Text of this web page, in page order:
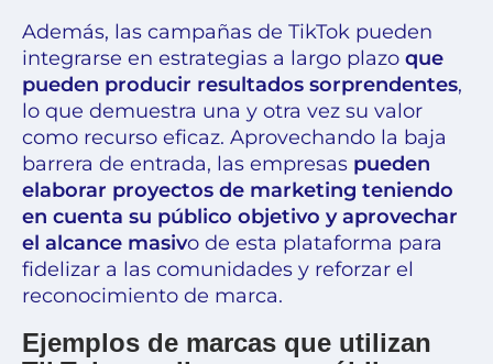
Además, las campañas de TikTok pueden
integrarse en estrategias a largo plazo que
pueden producir resultados sorprendentes,
lo que demuestra una y otra vez su valor
como recurso eficaz. Aprovechando la baja
barrera de entrada, las empresas pueden
elaborar proyectos de marketing teniendo
en cuenta su público objetivo y aprovechar
el alcance masivo de esta plataforma para
fidelizar a las comunidades y reforzar el
reconocimiento de marca.
Ejemplos de marcas que utilizan